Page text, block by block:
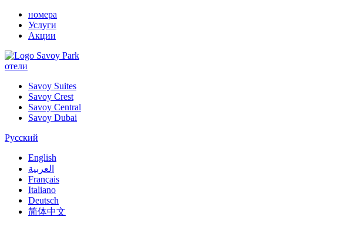
номера
Услуги
Акции
отели
Savoy Suites
Savoy Crest
Savoy Central
Savoy Dubai
Русский
English
العربية
Français
Italiano
Deutsch
简体中文